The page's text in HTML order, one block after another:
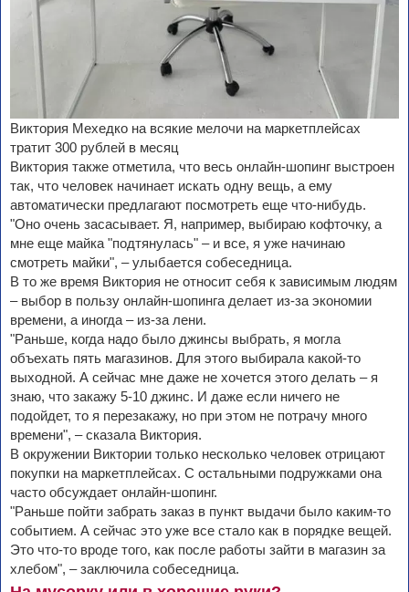
Виктория Мехедко на всякие мелочи на маркетплейсах
тратит 300 рублей в месяц
Виктория также отметила, что весь онлайн-шопинг выстроен
так, что человек начинает искать одну вещь, а ему
автоматически предлагают посмотреть еще что-нибудь.
"Оно очень засасывает. Я, например, выбираю кофточку, а
мне еще майка "подтянулась" – и все, я уже начинаю
смотреть майки", – улыбается собеседница.
В то же время Виктория не относит себя к зависимым людям
– выбор в пользу онлайн-шопинга делает из-за экономии
времени, а иногда – из-за лени.
"Раньше, когда надо было джинсы выбрать, я могла
объехать пять магазинов. Для этого выбирала какой-то
выходной. А сейчас мне даже не хочется этого делать – я
знаю, что закажу 5-10 джинс. И даже если ничего не
подойдет, то я перезакажу, но при этом не потрачу много
времени", – сказала Виктория.
В окружении Виктории только несколько человек отрицают
покупки на маркетплейсах. С остальными подружками она
часто обсуждает онлайн-шопинг.
"Раньше пойти забрать заказ в пункт выдачи было каким-то
событием. А сейчас это уже все стало как в порядке вещей.
Это что-то вроде того, как после работы зайти в магазин за
хлебом", – заключила собеседница.